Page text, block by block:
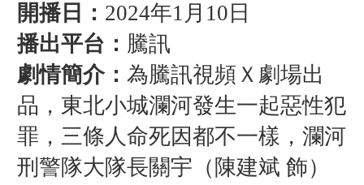
開播日： 2024年1月10日
播出平台： 騰訊
劇情簡介： 為騰訊視頻Ｘ劇場出
品，東北小城瀾河發生一起惡性犯
罪，三條人命死因都不一樣，瀾河
刑警隊大隊長關宇（陳建斌 飾）